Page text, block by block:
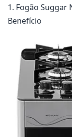
1. Fogão Suggar
Benefício